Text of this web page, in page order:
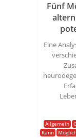
Fünf
altern
Eine
Allgemein
Kann